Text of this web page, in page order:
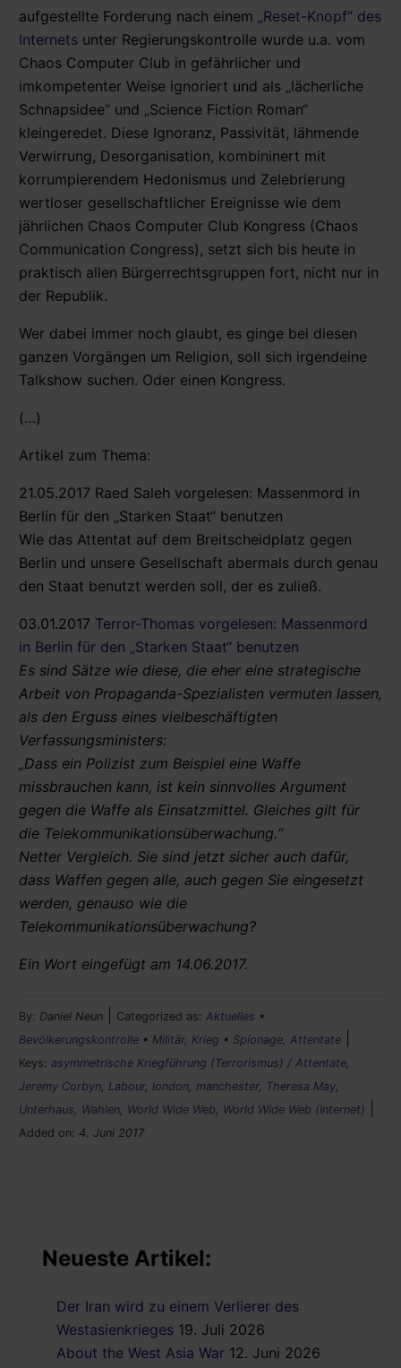
aufgestellte Forderung nach einem „Reset-Knopf“ des
Internets unter Regierungskontrolle wurde u.a. vom
Chaos Computer Club in gefährlicher und
imkompetenter Weise ignoriert und als „lächerliche
Schnapsidee“ und „Science Fiction Roman“
kleingeredet. Diese Ignoranz, Passivität, lähmende
Verwirrung, Desorganisation, kombininert mit
korrumpierendem Hedonismus und Zelebrierung
wertloser gesellschaftlicher Ereignisse wie dem
jährlichen Chaos Computer Club Kongress (Chaos
Communication Congress), setzt sich bis heute in
praktisch allen Bürgerrechtsgruppen fort, nicht nur in
der Republik.
Wer dabei immer noch glaubt, es ginge bei diesen
ganzen Vorgängen um Religion, soll sich irgendeine
Talkshow suchen. Oder einen Kongress.
(…)
Artikel zum Thema:
21.05.2017 Raed Saleh vorgelesen: Massenmord in
Berlin für den „Starken Staat“ benutzen
Wie das Attentat auf dem Breitscheidplatz gegen
Berlin und unsere Gesellschaft abermals durch genau
den Staat benutzt werden soll, der es zuließ.
03.01.2017 Terror-Thomas vorgelesen: Massenmord
in Berlin für den „Starken Staat“ benutzen
Es sind Sätze wie diese, die eher eine strategische
Arbeit von Propaganda-Spezialisten vermuten lassen,
als den Erguss eines vielbeschäftigten
Verfassungsministers:
„Dass ein Polizist zum Beispiel eine Waffe
missbrauchen kann, ist kein sinnvolles Argument
gegen die Waffe als Einsatzmittel. Gleiches gilt für
die Telekommunikationsüberwachung.“
Netter Vergleich. Sie sind jetzt sicher auch dafür,
dass Waffen gegen alle, auch gegen Sie eingesetzt
werden, genauso wie die
Telekommunikationsüberwachung?
Ein Wort eingefügt am 14.06.2017.
By: Daniel Neun Categorized as: Aktuelles •
Bevölkerungskontrolle • Militär, Krieg • Spionage, Attentate
Keys: asymmetrische Kriegführung (Terrorismus) / Attentate
Jeremy Corbyn Labour, london manchester, Theresa May
Unterhaus
Wahlen World Wide Web World Wide Web (Internet)
Added on: 4. Juni 2017
Neueste Artikel:
Der Iran wird zu einem Verlierer des
Westasienkrieges 19. Juli 2026
About the West Asia War 12. Juni 2026